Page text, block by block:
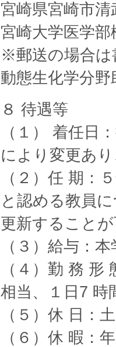
宮崎県宮崎市
宮崎大学医学
※郵送の場合は
動態生化学分
８ 待遇等
（１） 着任日
により変更あ
（２）任 期：
と認める教員
更新すること
（３）給与：
（４）勤 務
相当、１日7 時
（５）休 日：
（６）休 暇：